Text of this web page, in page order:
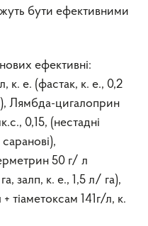
бути ефективними
ефективні:
е. (фастак, к. е., 0,2
Лямбда-цигалоприн
0,15, (нестадні
50 г/ л
залп, к. е., 1,5 л/ га),
тіаметоксам 141г/л, к.